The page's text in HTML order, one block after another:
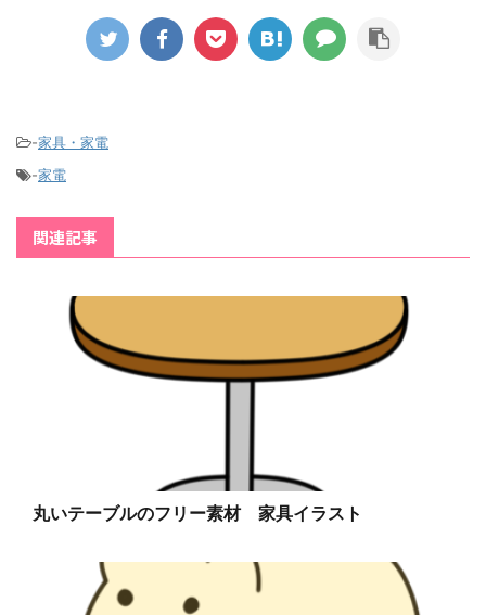
-家具・家電
-家電
関連記事
丸いテーブルのフリー素材 家具イラスト